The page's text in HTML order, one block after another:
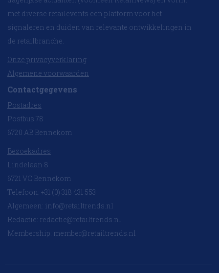
met diverse retailevents een platform voor het
signaleren en duiden van relevante ontwikkelingen in
de retailbranche.
Onze privacyverklaring
Algemene voorwaarden
Contactgegevens
Postadres
Postbus 78
6720 AB Bennekom
Bezoekadres
Lindelaan 8
6721 VC Bennekom
Telefoon: +31 (0) 318 431 553
Algemeen: info@retailtrends.nl
Redactie: redactie@retailtrends.nl
Membership: member@retailtrends.nl